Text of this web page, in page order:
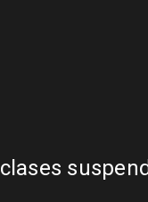
clases